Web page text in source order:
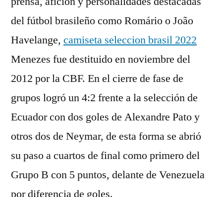
del fútbol brasileño como Romário o João
Havelange, camiseta seleccion brasil 2022
Menezes fue destituido en noviembre del
2012 por la CBF. En el cierre de fase de
grupos logró un 4:2 frente a la selección de
Ecuador con dos goles de Alexandre Pato y
otros dos de Neymar, de esta forma se abrió
su paso a cuartos de final como primero del
Grupo B con 5 puntos, delante de Venezuela
por diferencia de goles.